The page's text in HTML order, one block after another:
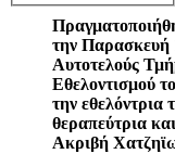
την Παρασκευή
Αυτοτελούς
Εθελοντισμού
την
θεραπεύτρια
Ακριβή